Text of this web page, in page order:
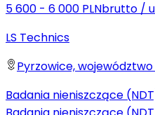
5 600 - 6 000 PLNbrutto /
LS Technics
Pyrzowice,
Badania nieniszczące